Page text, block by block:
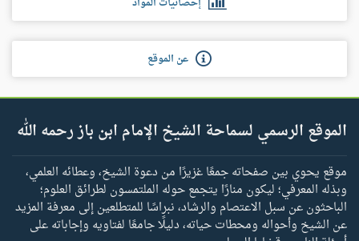
عن الموقع
الموقع الرسمي لسماحة الشيخ الإمام ابن باز رحمه الله
موقع يحوي بين صفحاته جمعًا غزيرًا من دعوة الشيخ، وعطائه العلمي،
وبذله المعرفي؛ ليكون منارًا يتجمع حوله الملتمسون لطرائق العلوم؛
الباحثون عن سبل الاعتصام والرشاد، نبراسًا للمتطلعين إلى معرفة المزيد
عن الشيخ وأحواله ومحطات حياته، دليلًا جامعًا لفتاويه وإجاباته على